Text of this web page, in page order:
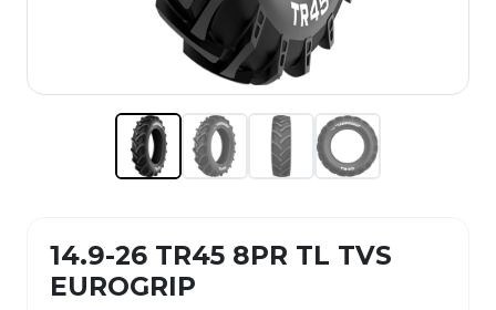
14.9-26 TR45 8PR TL TVS
EUROGRIP